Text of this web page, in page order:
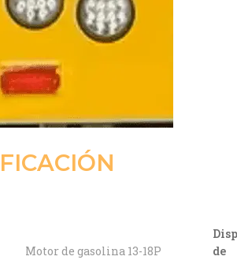
Motor de gasolina 13-18P
de